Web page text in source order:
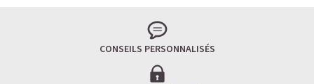
CONSEILS PERSONNALISÉS